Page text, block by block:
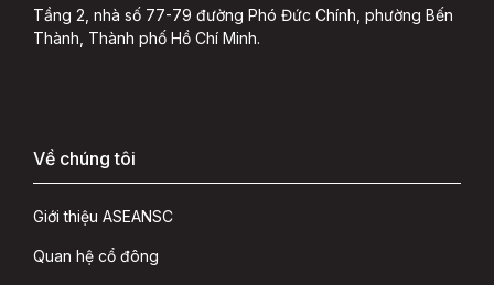
Tầng 2, nhà số 77-79 đường Phó Đức Chính, phường Bến
Thành, Thành phố Hồ Chí Minh.
Về chúng tôi
Giới thiệu ASEANSC
Quan hệ cổ đông